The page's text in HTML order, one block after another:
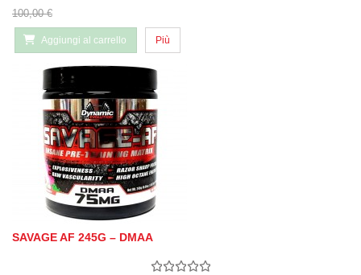
100,00 €
Aggiungi al carrello Più
SAVAGE AF 245G – DMAA